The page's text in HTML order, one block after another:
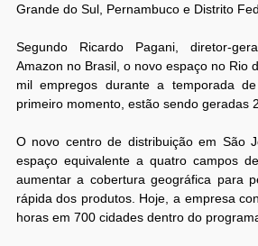
Grande do Sul, Pernambuco e Distrito
Segundo Ricardo Pagani, diretor-
Amazon no Brasil, o novo espaço no Rio
mil empregos durante a temporada
primeiro momento, estão sendo geradas
O novo centro de distribuição em São
espaço equivalente a quatro campos
aumentar a cobertura geográfica para
rápida dos produtos. Hoje, a empresa
horas em 700 cidades dentro do